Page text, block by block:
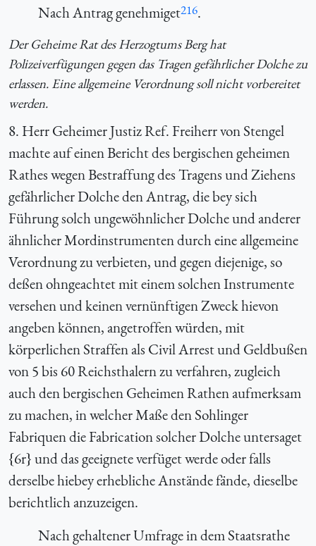
Nach Antrag genehmiget216.
Der Geheime Rat des Herzogtums Berg hat
Polizeiverfügungen gegen das Tragen gefährlicher Dolche zu
erlassen. Eine allgemeine Verordnung soll nicht vorbereitet
werden.
8. Herr Geheimer Justiz Ref. Freiherr von Stengel
machte auf einen Bericht des bergischen geheimen
Rathes wegen Bestraffung des Tragens und Ziehens
gefährlicher Dolche den Antrag, die bey sich
Führung solch ungewöhnlicher Dolche und anderer
ähnlicher Mordinstrumenten durch eine allgemeine
Verordnung zu verbieten, und gegen diejenige, so
deßen ohngeachtet mit einem solchen Instrumente
versehen und keinen vernünftigen Zweck hievon
angeben können, angetroffen würden, mit
körperlichen Straffen als Civil Arrest und Geldbußen
von 5 bis 60 Reichsthalern zu verfahren, zugleich
auch den bergischen Geheimen Rathen aufmerksam
zu machen, in welcher Maße den Sohlinger
Fabriquen die Fabrication solcher Dolche untersaget
{6r} und das geeignete verfüget werde oder falls
derselbe hiebey erhebliche Anstände fände, dieselbe
berichtlich anzuzeigen.
Nach gehaltener Umfrage in dem Staatsrathe